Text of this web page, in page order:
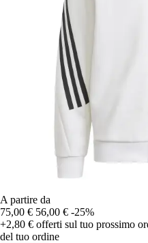
A partire da
75,00 € 56,00 € -25%
+2,80 € offerti sul tuo prossimo
del tuo ordine